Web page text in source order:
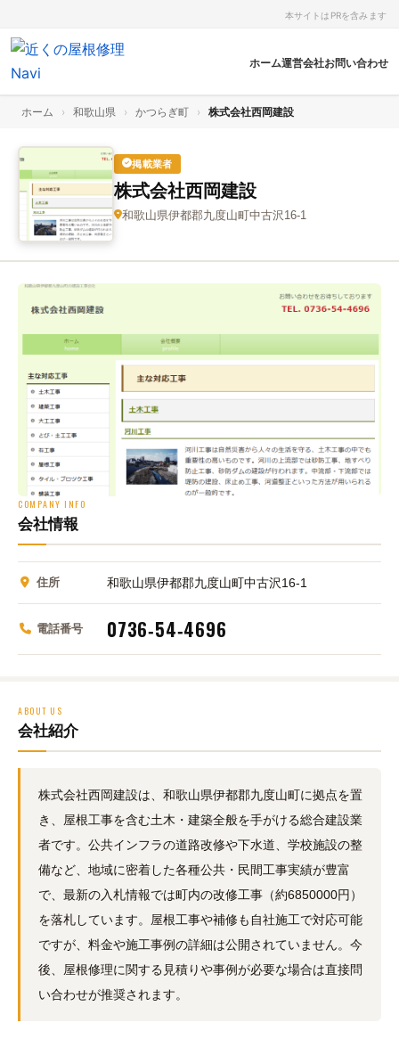
本サイトはPRを含みます
ホーム運営会社お問い合わせ
ホーム › 和歌山県 › かつらぎ町 › 株式会社西岡建設
掲載業者
株式会社西岡建設
和歌山県伊都郡九度山町中古沢16‑1
COMPANY INFO
会社情報
住所 和歌山県伊都郡九度山町中古沢16‑1
電話番号 0736‑54‑4696
ABOUT US
会社紹介
株式会社西岡建設は、和歌山県伊都郡九度山町に拠点を置
き、屋根工事を含む土木・建築全般を手がける総合建設業
者です。公共インフラの道路改修や下水道、学校施設の整
備など、地域に密着した各種公共・民間工事実績が豊富
で、最新の入札情報では町内の改修工事（約6850000円）
を落札しています。屋根工事や補修も自社施工で対応可能
ですが、料金や施工事例の詳細は公開されていません。今
後、屋根修理に関する見積りや事例が必要な場合は直接問
い合わせが推奨されます。